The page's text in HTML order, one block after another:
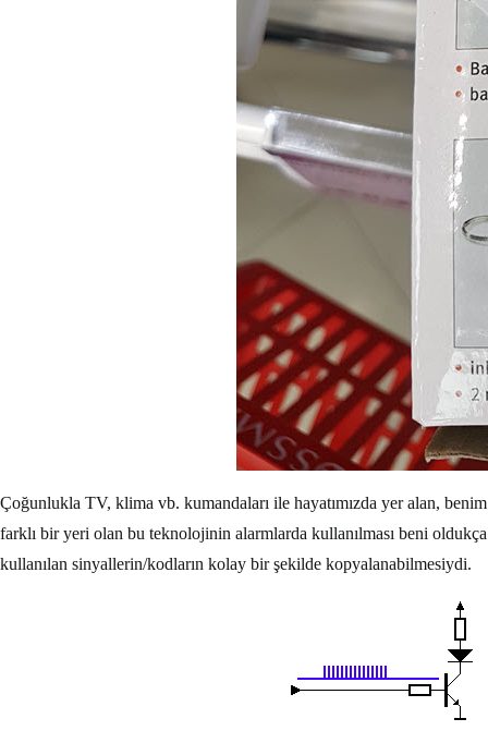
Çoğunlukla TV, klima vb. kumandaları ile hayatımızda yer alan,
farklı bir yeri olan bu teknolojinin alarmlarda kullanılması beni oldukça
kullanılan sinyallerin/kodların kolay bir şekilde kopyalanabilmesiydi.